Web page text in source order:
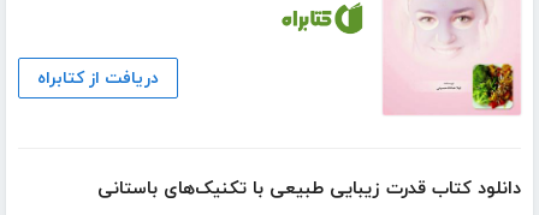
دریافت از کتابراه
دانلود کتاب قدرت زیبایی طبیعی با تکنیک‌های باستانی